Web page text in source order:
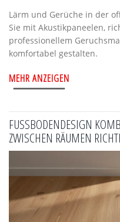
Lärm und Gerüche in der
Sie mit Akustikpaneelen,
professionellem
komfortabel gestalten.
MEHR ANZEIGEN
FUSSBODENDESIGN
WISCHEN RÄUMEN